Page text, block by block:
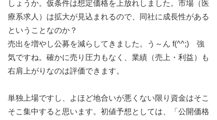
しょうか。仮条件は想定価格を上放れしました。市場（医
療系求人）は拡大が見込まれるので、同社に成長性がある
ということなのか？
売出を増やし公募を減らしてきました。う～ん f(^^;) 強
気ですね。確かに売り圧力もなく、業績（売上・利益）も
右肩上がりなのは評価できます。
単独上場ですし、よほど地合いが悪くない限り資金はそこ
そこ集中すると思います。初値予想としては、「公開価格